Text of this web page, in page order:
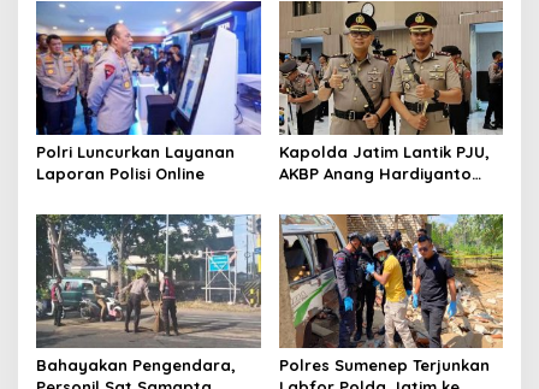
Polri Luncurkan Layanan
Laporan Polisi Online
Kapolda Jatim Lantik PJU,
AKBP Anang Hardiyanto
Bahayakan Pengendara,
Polres Sumenep Terjunkan